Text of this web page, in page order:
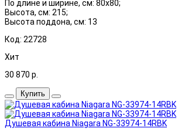
По длине и ширине, см: 80x80;
Высота, см: 215;
Высота поддона, см: 13
Код: 22728
Хит
30 870 р.
Купить
Душевая кабина Niagara NG-33974-14RBK